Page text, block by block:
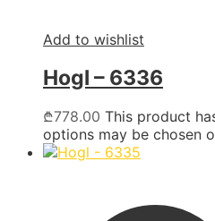
Add to wishlist
Hogl – 6336
₾778.00 This product
options may be chosen